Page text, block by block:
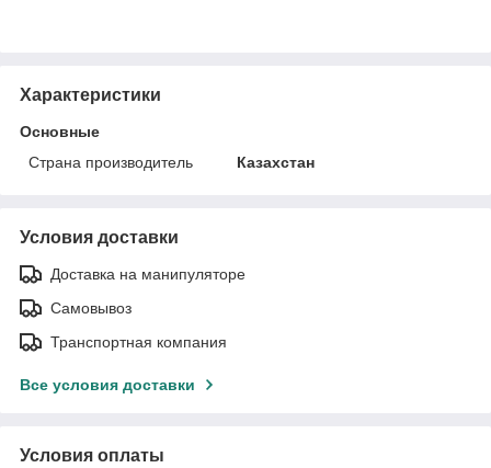
Характеристики
Основные
Страна производитель
Казахстан
Условия доставки
Доставка на манипуляторе
Самовывоз
Транспортная компания
Все условия доставки
Условия оплаты